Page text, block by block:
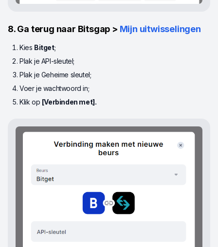
8. Ga terug naar Bitsgap > Mijn uitwisselingen
Kies Bitget;
Plak je API-sleutel;
Plak je Geheime sleutel;
Voer je wachtwoord in;
Klik op [Verbinden met].